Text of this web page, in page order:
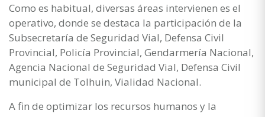
Como es habitual, diversas áreas intervienen es el
operativo, donde se destaca la participación de la
Subsecretaría de Seguridad Vial, Defensa Civil
Provincial, Policía Provincial, Gendarmería Nacional,
Agencia Nacional de Seguridad Vial, Defensa Civil
municipal de Tolhuin, Vialidad Nacional.
A fin de optimizar los recursos humanos y la